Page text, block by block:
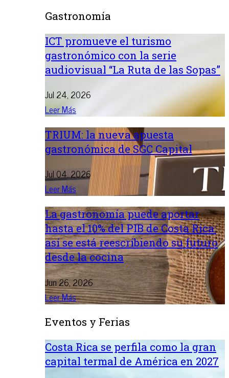
Gastronomía
ICT promueve el turismo
gastronómico con la serie
audiovisual “La Ruta de las Sopas”
Jul 24, 2026
Leer Más
TRIUM: la nueva apuesta
gastronómica de SGC Capital
Jul 04, 2026
Leer Más
La gastronomía puede aportar
hasta el 10% del PIB de Costa Rica:
así se está reescribiendo su futuro
desde la cocina
Jun 26, 2026
Leer Más
Eventos y Ferias
Costa Rica se perfila como la gran
capital termal de América en 2027